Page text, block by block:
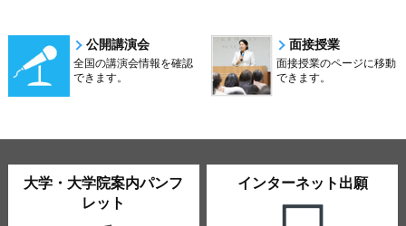
公開講演会
全国の講演会情報を確認
できます。
面接授業
面接授業のページに移動
できます。
大学・大学院案内パンフ
レット
インターネット出願